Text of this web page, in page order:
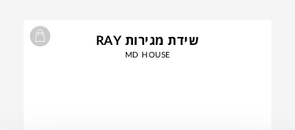
שידת מגירות RAY
MD HOUSE